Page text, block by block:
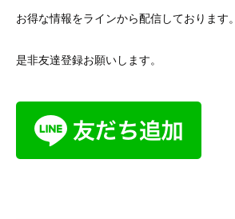
お得な情報をラインから配信しております。
是非友達登録お願いします。